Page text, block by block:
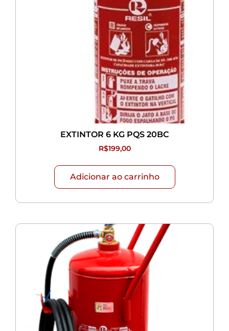
EXTINTOR 6 KG PQS 20BC
R$199,00
Adicionar ao carrinho